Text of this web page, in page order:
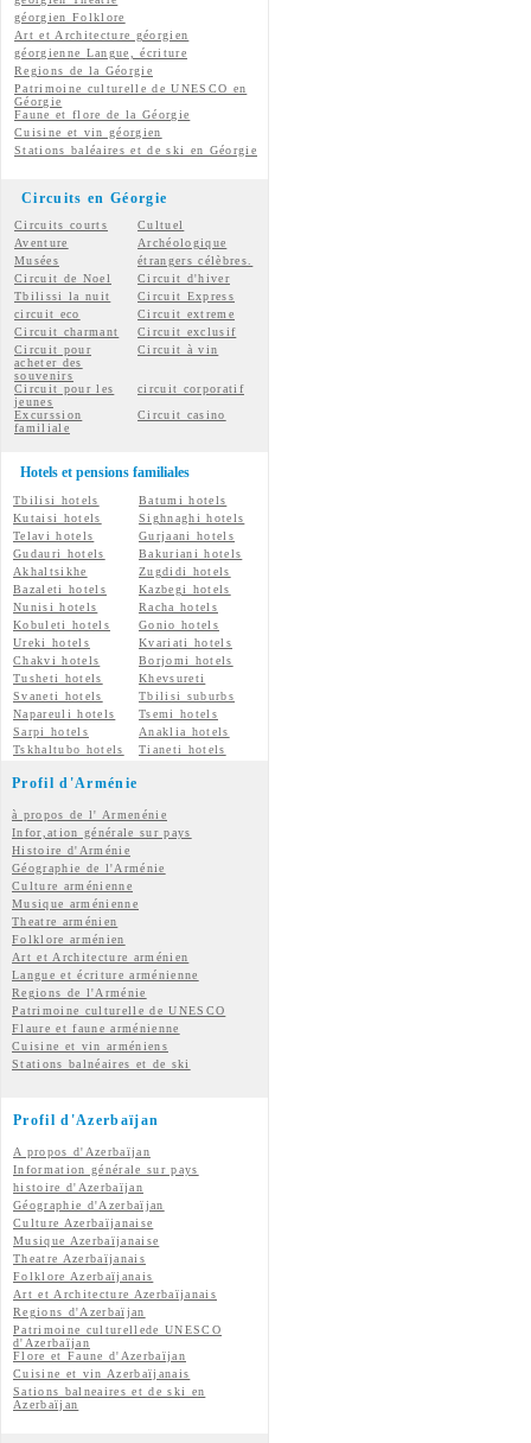
géorgien Folklore
Art et Architecture géorgien
géorgienne Langue, écriture
Regions de la Géorgie
Patrimoine culturelle de UNESCO en
Géorgie
Faune et flore de la Géorgie
Cuisine et vin géorgien
Stations baléaires et de ski en Géorgie
Circuits en Géorgie
Circuits courts
Cultuel
Aventure
Archéologique
Musées
étrangers célèbres.
Circuit de Noel
Circuit d'hiver
Tbilissi la nuit
Circuit Express
circuit eco
Circuit extreme
Circuit charmant
Circuit exclusif
Circuit pour
acheter des
souvenirs
Circuit à vin
Circuit pour les
jeunes
circuit corporatif
Excurssion
familiale
Circuit casino
Hotels et pensions familiales
Tbilisi hotels
Batumi hotels
Kutaisi hotels
Sighnaghi hotels
Telavi hotels
Gurjaani hotels
Gudauri hotels
Bakuriani hotels
Akhaltsikhe
Zugdidi hotels
Bazaleti hotels
Kazbegi hotels
Nunisi hotels
Racha hotels
Kobuleti hotels
Gonio hotels
Ureki hotels
Kvariati hotels
Chakvi hotels
Borjomi hotels
Tusheti hotels
Khevsureti
Svaneti hotels
Tbilisi suburbs
Napareuli hotels
Tsemi hotels
Sarpi hotels
Anaklia hotels
Tskhaltubo hotels
Tianeti hotels
Profil d'Arménie
à propos de l' Armenénie
Infor,ation générale sur pays
Histoire d'Arménie
Géographie de l'Arménie
Culture arménienne
Musique arménienne
Theatre arménien
Folklore arménien
Art et Architecture arménien
Langue et écriture arménienne
Regions de l'Arménie
Patrimoine culturelle de UNESCO
Flaure et faune arménienne
Cuisine et vin arméniens
Stations balnéaires et de ski
Profil d'Azerbaïjan
A propos d'Azerbaïjan
Information générale sur pays
histoire d'Azerbaïjan
Géographie d'Azerbaïjan
Culture Azerbaïjanaise
Musique Azerbaïjanaise
Theatre Azerbaïjanais
Folklore Azerbaïjanais
Art et Architecture Azerbaïjanais
Regions d'Azerbaïjan
Patrimoine culturellede UNESCO
d'Azerbaïjan
Flore et Faune d'Azerbaïjan
Cuisine et vin Azerbaïjanais
Sations balneaires et de ski en
Azerbaïjan